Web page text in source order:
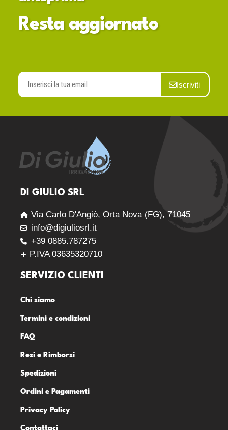
Resta aggiornato
Iscriviti
DI GIULIO SRL
Via Carlo D'Angiò, Orta Nova (FG), 71045
info@digiuliosrl.it
+39 0885.787275
P.IVA 03635320710
SERVIZIO CLIENTI
Chi siamo
Termini e condizioni
FAQ
Resi e Rimborsi
Spedizioni
Ordini e Pagamenti
Privacy Policy